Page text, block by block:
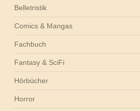
Belletristik
Comics & Mangas
Fachbuch
Fantasy & SciFi
Hörbücher
Horror